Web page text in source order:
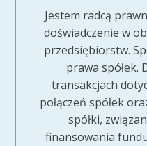
Jestem radcą
doświadczenie w
przedsiębiorstw.
prawa spółek.
transakcjach
połączeń spółek
spółki,
finansowania